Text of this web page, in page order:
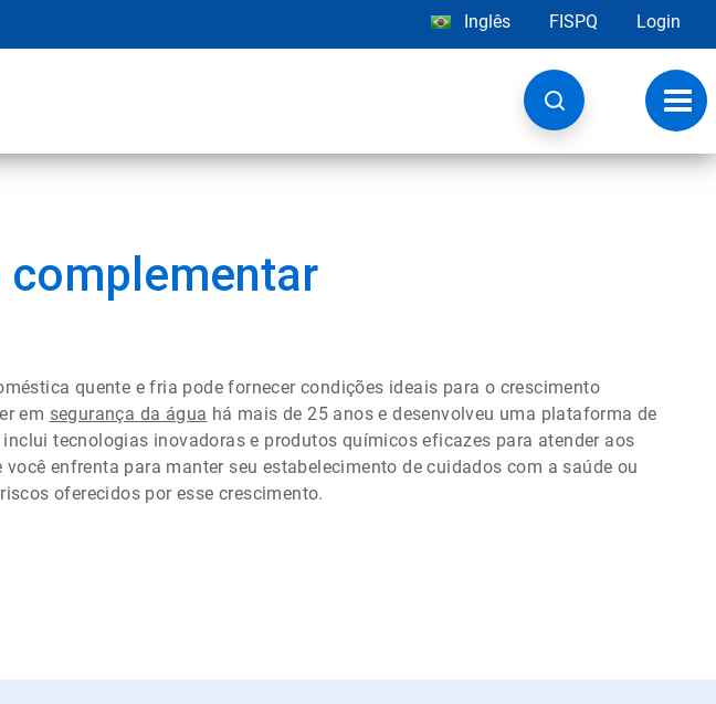
Inglês FISPQ Login
complementar
quente e fria pode fornecer condições ideais para o crescimento
em segurança da água há mais de 25 anos e desenvolveu uma plataforma de
tecnologias inovadoras e produtos químicos eficazes para atender aos
enfrenta para manter seu estabelecimento de cuidados com a saúde ou
oferecidos por esse crescimento.